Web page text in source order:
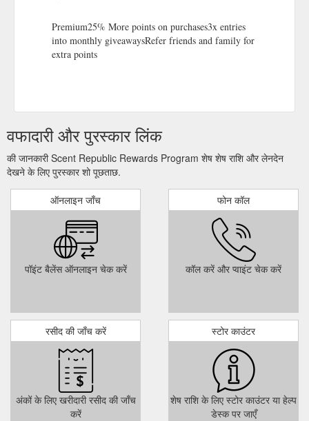
Premium25% More points on purchases3x entries
into monthly giveawaysRefer friends and family for
extra points
वफादारी और पुरस्कार लिंक
की जानकारी Scent Republic Rewards Program शेष शेष राशि और लेनदेन
देखने के लिए पुरस्कार शो पूछताछ.
ऑनलाइन जाँच
पॉइंट बैलेंस ऑनलाइन चेक करें
फोन कॉल
कॉल करें और प्वाइंट चेक करें
रसीद की जाँच करें
अंकों के लिए खरीदारी रसीद की जाँच
करें
स्टोर काउंटर
शेष राशि के लिए स्टोर काउंटर या हेल्प
डेस्क पर जाएँ